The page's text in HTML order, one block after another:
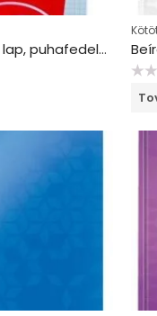
Beíró, A4, kockás, 100 lap, puhafedeles, VICTORIA PAPER